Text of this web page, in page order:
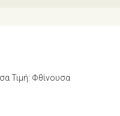
Τιμή: Φθίνουσα